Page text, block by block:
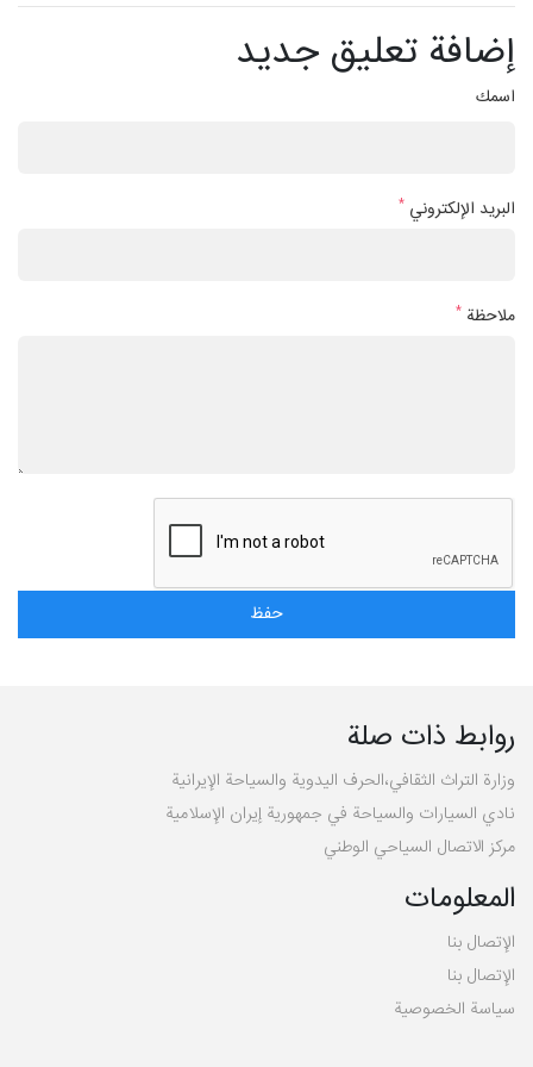
إضافة تعليق جديد
اسمك
البريد الإلكتروني *
ملاحظة *
روابط ذات صلة
وزارة التراث الثقافي،الحرف اليدوية والسياحة الإيرانية
نادي السيارات والسياحة في جمهورية إيران الإسلامية
مركز الاتصال السياحي الوطني
المعلومات
الإتصال بنا
الإتصال بنا
سیاسة الخصوصية